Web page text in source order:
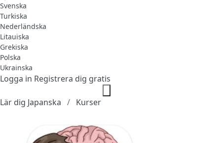
Svenska
Turkiska
Nederländska
Litauiska
Grekiska
Polska
Ukrainska
Logga in Registrera dig gratis
Lär dig Japanska Kurser